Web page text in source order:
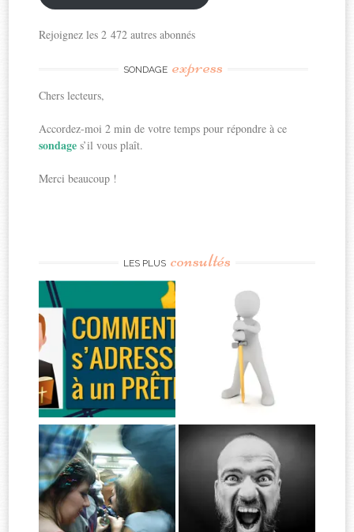
Rejoignez les 2 472 autres abonnés
SONDAGE express
Chers lecteurs,
Accordez-moi 2 min de votre temps pour répondre à ce
sondages’il vous plaît.
Merci beaucoup !
LES PLUS consultés